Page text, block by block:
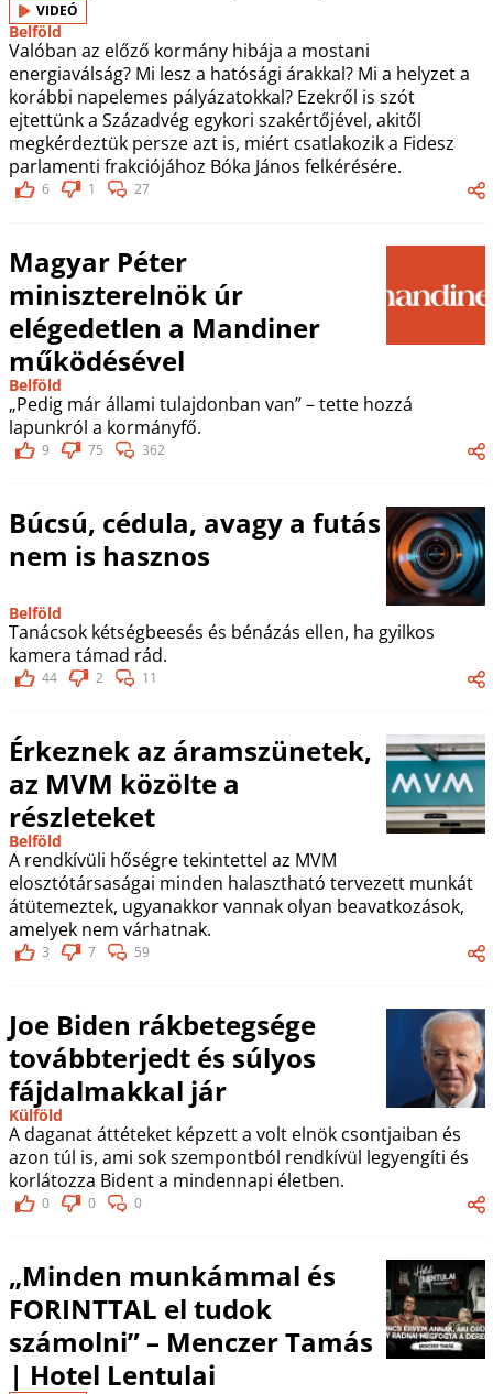
VIDEÓ
Belföld
Valóban az előző kormány hibája a mostani
energiaválság? Mi lesz a hatósági árakkal? Mi a helyzet a
korábbi napelemes pályázatokkal? Ezekről is szót
ejtettünk a Századvég egykori szakértőjével, akitől
megkérdeztük persze azt is, miért csatlakozik a Fidesz
parlamenti frakciójához Bóka János felkérésére.
6 1 27
Magyar Péter
miniszterelnök úr
elégedetlen a Mandiner
működésével
Belföld
„Pedig már állami tulajdonban van” – tette hozzá
lapunkról a kormányfő.
9 75 362
Búcsú, cédula, avagy a futás
nem is hasznos
Belföld
Tanácsok kétségbeesés és bénázás ellen, ha gyilkos
kamera támad rád.
44 2 11
Érkeznek az áramszünetek,
az MVM közölte a
részleteket
Belföld
A rendkívüli hőségre tekintettel az MVM
elosztótársaságai minden halasztható tervezett munkát
átütemeztek, ugyanakkor vannak olyan beavatkozások,
amelyek nem várhatnak.
3 7 59
Joe Biden rákbetegsége
továbbterjedt és súlyos
fájdalmakkal jár
Külföld
A daganat áttéteket képzett a volt elnök csontjaiban és
azon túl is, ami sok szempontból rendkívül legyengíti és
korlátozza Bident a mindennapi életben.
0 0 0
„Minden munkámmal és
FORINTTAL el tudok
számolni” – Menczer Tamás
| Hotel Lentulai